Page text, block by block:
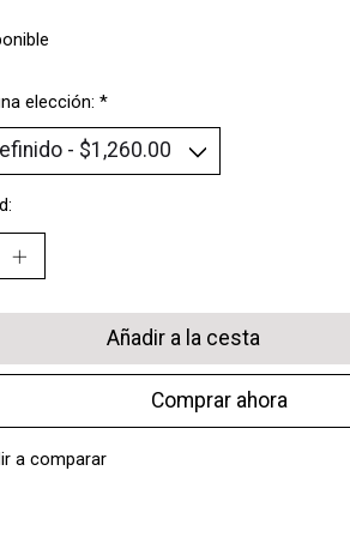
elección: *
Añadir a la cesta
Comprar ahora
a comparar